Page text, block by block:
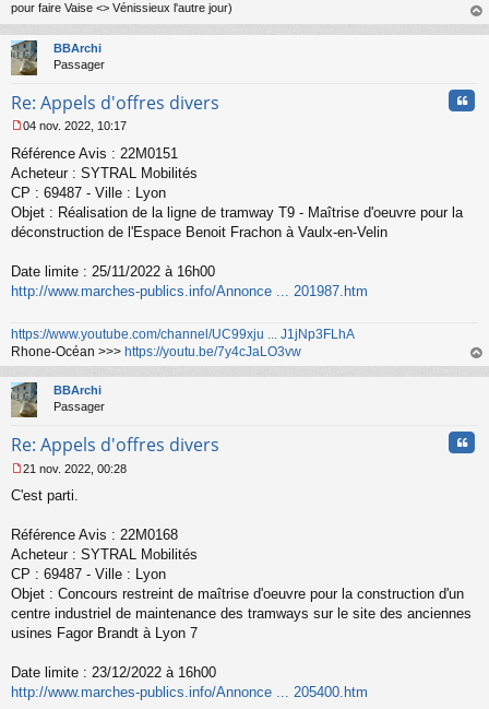
pour faire Vaise <> Vénissieux l'autre jour)
au
BBArchi
Passager
Re: Appels d'offres divers
e
s
s
g
e
o
n
04 nov. 2022, 10:17
Référence Avis : 22M0151
Acheteur : SYTRAL Mobilités
CP : 69487 - Ville : Lyon
Objet : Réalisation de la ligne de tramway T9 - Maîtrise d'oeuvre pour la
déconstruction de l'Espace Benoit Frachon à Vaulx-en-Velin
Date limite : 25/11/2022 à 16h00
http://www.marches-publics.info/Annonce ... 201987.htm
https://www.youtube.com/channel/UC99xju ... J1jNp3FLhA
Rhone-Océan >>> https://youtu.be/7y4cJaLO3vw
au
BBArchi
Passager
Re: Appels d'offres divers
e
s
g
e
n
o
n
21 nov. 2022, 00:28
C'est parti.
Référence Avis : 22M0168
Acheteur : SYTRAL Mobilités
CP : 69487 - Ville : Lyon
Objet : Concours restreint de maîtrise d'oeuvre pour la construction d'un
centre industriel de maintenance des tramways sur le site des anciennes
usines Fagor Brandt à Lyon 7
Date limite : 23/12/2022 à 16h00
http://www.marches-publics.info/Annonce ... 205400.htm